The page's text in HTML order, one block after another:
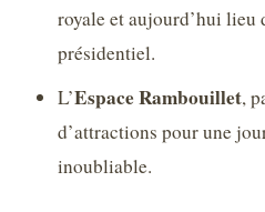
royale et aujourd’hui lieu
présidentiel.
L’Espace Rambouillet,
d’attractions pour une
inoubliable.